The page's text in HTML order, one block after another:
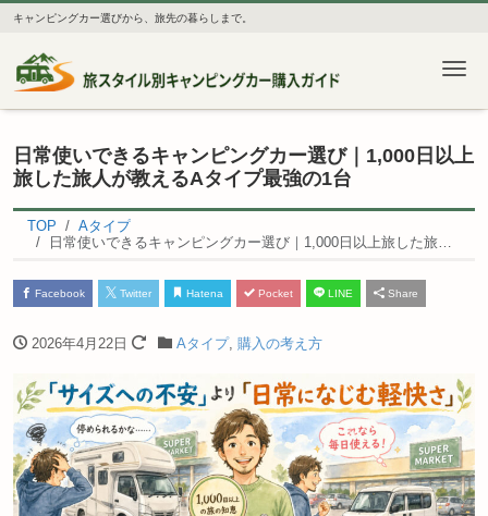
キャンピングカー選びから、旅先の暮らしまで。
日常使いできるキャンピングカー選び｜1,000日以上
旅した旅人が教えるAタイプ最強の1台
TOP
Aタイプ
日常使いできるキャンピングカー選び｜1,000日以上旅した旅人が教えるAタイプ最強の1台
Facebook Twitter Hatena Pocket LINE Share
2026年4月22日 Aタイプ, 購入の考え方